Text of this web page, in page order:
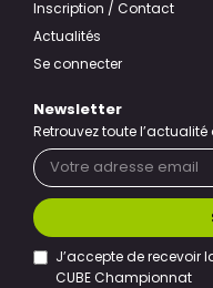
Inscription / Contact
Actualités
Se connecter
Newsletter
Retrouvez toute
J’accepte de recevoir
CUBE Championnat